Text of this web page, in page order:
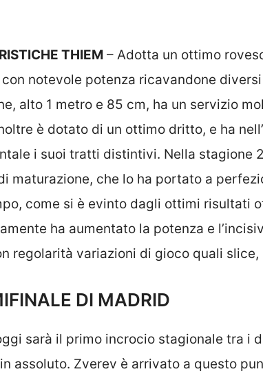
THIEM – Adotta un ottimo
notevole potenza ricavandone
alto 1 metro e 85 cm, ha un servizio
è dotato di un ottimo dritto, e ha
i suoi tratti distintivi. Nella stagione
maturazione, che lo ha portato a
come si è evinto dagli ottimi risultati
ha aumentato la potenza e
regolarità variazioni di gioco quali
DI MADRID
sarà il primo incrocio stagionale tra i
assoluto. Zverev è arrivato a questo